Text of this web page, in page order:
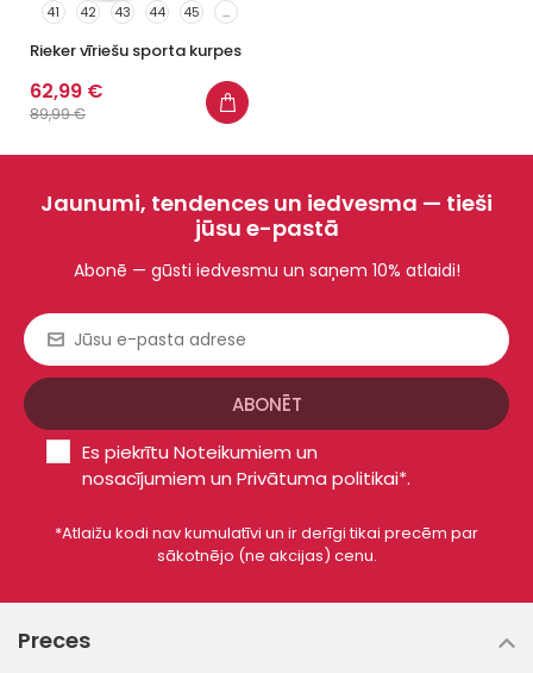
41 42 43 44 45 ...
Rieker vīriešu sporta kurpes
62,99 €
89,99 €
Jaunumi, tendences un iedvesma — tieši
jūsu e-pastā
Abonē — gūsti iedvesmu un saņem 10% atlaidi!
Es piekrītu Noteikumiem un
nosacījumiem un Privātuma politikai*.
*Atlaižu kodi nav kumulatīvi un ir derīgi tikai precēm par
sākotnējo (ne akcijas) cenu.
Preces